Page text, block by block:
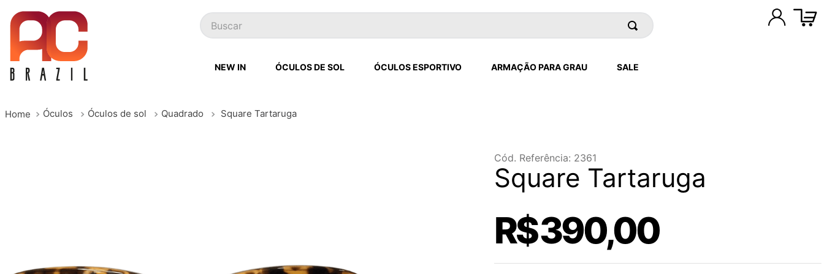
Buscar
NEW IN ÓCULOS DE SOL ÓCULOS ESPORTIVO ARMAÇÃO PARA GRAU SALE
Óculos Óculos de sol Quadrado Square Tartaruga
Cód. Referência: 2361
Square Tartaruga
R$390,00